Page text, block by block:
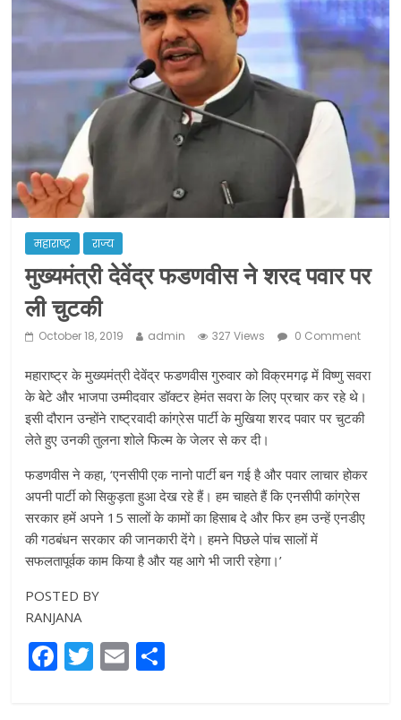
प्रवासियों व मजदूरों को दी गई छूट के बाद लोगो
ने कराया पंजीयन: राजस्थान सरकार
शराब और पान की दुकानों को ग्रीन जोन में
खोलने की मिली इजाजत: गृह मंत्रालय
दो हफ्ते के लिए बढ़ाया लॉकडाउन: गृह मंत्रालय
महाराष्ट्र राज्य
मुख्यमंत्री देवेंद्र फडणवीस ने शरद पवार पर
ली चुटकी
October 18, 2019 admin 327 Views 0 Comment
महाराष्ट्र के मुख्यमंत्री देवेंद्र फडणवीस गुरुवार को विक्रमगढ़ में विष्णु सवरा
के बेटे और भाजपा उम्मीदवार डॉक्टर हेमंत सवरा के लिए प्रचार कर रहे थे।
इसी दौरान उन्होंने राष्ट्रवादी कांग्रेस पार्टी के मुखिया शरद पवार पर चुटकी
लेते हुए उनकी तुलना शोले फिल्म के जेलर से कर दी।
फडणवीस ने कहा, ‘एनसीपी एक नानो पार्टी बन गई है और पवार लाचार होकर
अपनी पार्टी को सिकुड़ता हुआ देख रहे हैं। हम चाहते हैं कि एनसीपी कांग्रेस
सरकार हमें अपने 15 सालों के कामों का हिसाब दे और फिर हम उन्हें एनडीए
की गठबंधन सरकार की जानकारी देंगे। हमने पिछले पांच सालों में
सफलतापूर्वक काम किया है और यह आगे भी जारी रहेगा।’
POSTED BY
RANJANA
F
a
T
w
E
m